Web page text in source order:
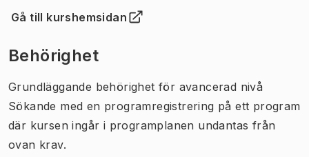
Gå till kurshemsidan
(Öppnas i ny flik)
Behörighet
Grundläggande behörighet för avancerad nivå
Sökande med en programregistrering på ett program
där kursen ingår i programplanen undantas från
ovan krav.